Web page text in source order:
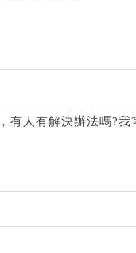
有人有解決辦法嗎?我